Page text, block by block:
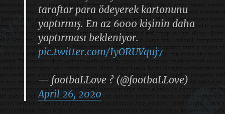
taraftar para ödeyerek kartonunu
yaptırmış. En az 6000 kişinin daha
yaptırması bekleniyor.
pic.twitter.com/IyORUVquj7
— footbaLLove ? (@footbaLLove)
April 26, 2020